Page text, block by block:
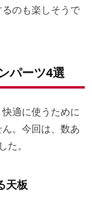
のも楽しそうで
パーツ4選
適に使うために
。今回は、数あ
。
天板